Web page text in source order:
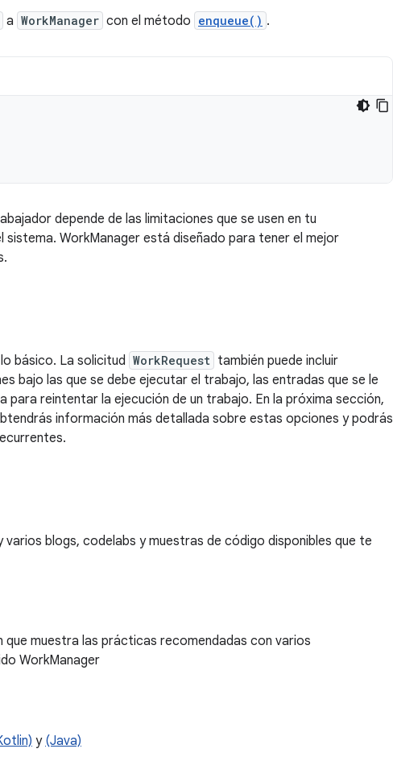
a WorkManager con el método enqueue() .
depende de las limitaciones que se usen en tu
sistema. WorkManager está diseñado para tener el mejor
básico. La solicitud WorkRequest también puede incluir
bajo las que se debe ejecutar el trabajo, las entradas que se le
para reintentar la ejecución de un trabajo. En la próxima sección,
información más detallada sobre estas opciones y podrás
varios blogs, codelabs y muestras de código disponibles que te
que muestra las prácticas recomendadas con varios
WorkManager
y (Java)